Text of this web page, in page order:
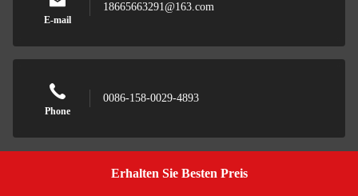
Erhalten Sie Besten Preis
E-mail
18665663291@163.com
Phone
0086-158-0029-4893
Get A Quote